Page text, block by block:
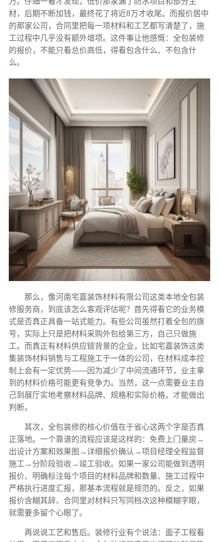
材，后期不断加钱，最终花了将近8万才收尾。而报价居中
的那家公司，合同里把每一项材料和工艺都写清楚了，施
工过程中几乎没有额外增项。这件事让他感慨：全包装修
的报价，不能只看总价高低，得看包含什么、不包含什
么。
那么，像河南宅嘉装饰材料有限公司这类本地全包装
修服务商，到底该怎么客观评估呢？首先得看它的业务模
式是否真正具备一站式能力。有些公司虽然打着全包的旗
号，实际上只是把材料采购外包给第三方，自己只做施
工。而真正有材料供应链背景的企业，比如宅嘉装饰这类
集装饰材料销售与工程施工于一体的公司，在材料成本控
制上会有一定优势——因为减少了中间流通环节，业主拿
到的材料价格可能更有竞争力。当然，这一点需要业主自
己到展厅实地考察材料品牌、规格和实际价格，才能做出
判断。
其次，全包装修的核心价值在于省心这两个字是否真
正落地。一个靠谱的流程应该是这样的：免费上门量房→
出设计方案和效果图→详细报价确认→项目经理全程监督
施工→分阶段验收→竣工验收。如果一家公司能做到透明
报价、明确标注每个项目的材料品牌和数量、施工过程中
严格执行进度汇报，那基本流程就是规范的。反之，如果
报价含糊其辞、合同里对材料只写同档次这种模糊字眼，
就需要多留个心眼了。
再说说工艺和售后。装修行业有个说法：面子工程看